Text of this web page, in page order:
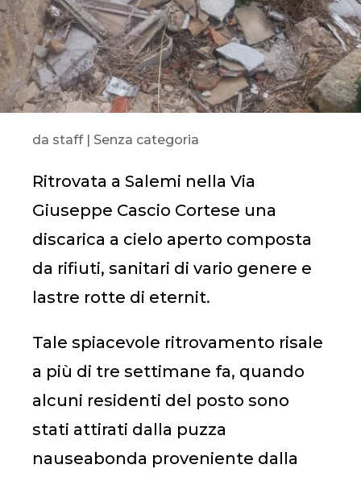
da staff| Senza categoria
Ritrovata a Salemi nella Via
Giuseppe Cascio Cortese una
discarica a cielo aperto composta
da rifiuti, sanitari di vario genere e
lastre rotte di eternit.
Tale spiacevole ritrovamento risale
a più di tre settimane fa, quando
alcuni residenti del posto sono
stati attirati dalla puzza
nauseabonda proveniente dalla